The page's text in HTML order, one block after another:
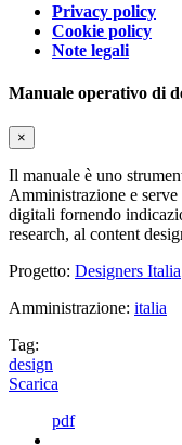
Privacy policy
Cookie policy
Note legali
Manuale operativo di
×
Il manuale è uno
Amministrazione e
digitali fornendo
research, al content
Progetto: Designers Italia
Amministrazione: italia
Tag:
design
Scarica
pdf